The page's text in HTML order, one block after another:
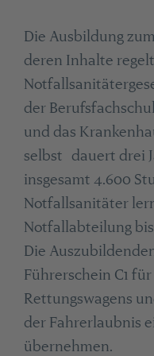
Die Ausbildung
deren Inhalte
der
und das
selbst dauert drei
insgesamt 4.600
Notfallsanitäter
Notfallabteilung
Die
Führerschein C1
Rettungswagens
der Fahrerlaubnis
übernehmen.